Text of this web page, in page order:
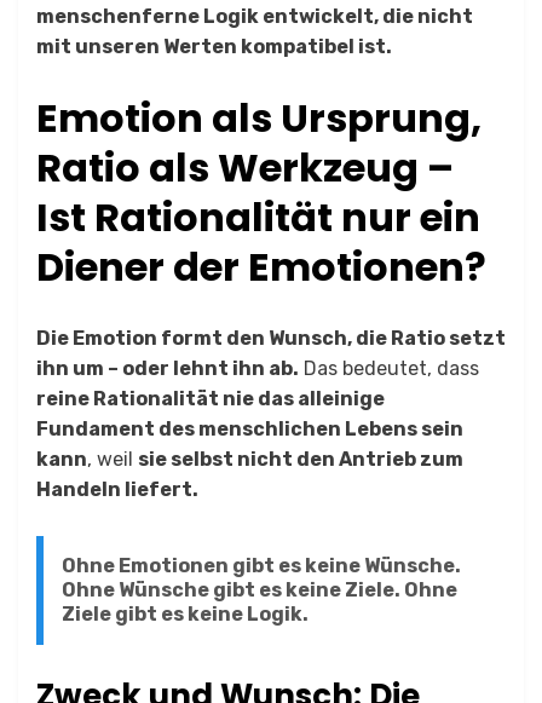
menschenferne Logik entwickelt, die nicht
mit unseren Werten kompatibel ist.
Emotion als Ursprung,
Ratio als Werkzeug –
Ist Rationalität nur ein
Diener der Emotionen?
Die Emotion formt den Wunsch, die Ratio setzt
ihn um – oder lehnt ihn ab. Das bedeutet, dass
reine Rationalität nie das alleinige
Fundament des menschlichen Lebens sein
kann, weil sie selbst nicht den Antrieb zum
Handeln liefert.
Ohne Emotionen gibt es keine Wünsche.
Ohne Wünsche gibt es keine Ziele. Ohne
Ziele gibt es keine Logik.